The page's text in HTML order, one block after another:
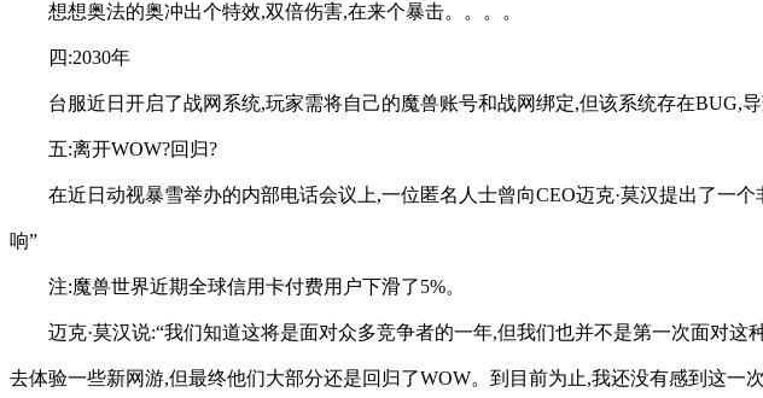
想想奥法的奥冲出个特效,双倍伤害,在来个暴击。。。。
四:2030年
台服近日开启了战网系统,玩家需将自己的魔兽账号和战网绑定,但该系统存在BUG,
五:离开WOW?回归?
在近日动视暴雪举办的内部电话会议上,一位匿名人士曾向CEO迈克·莫汉提出了
响”
注:魔兽世界近期全球信用卡付费用户下滑了5%。
迈克·莫汉说:“我们知道这将是面对众多竞争者的一年,但我们也并不是第一次面对
去体验一些新网游,但最终他们大部分还是回归了WOW。到目前为止,我还没有感到这一